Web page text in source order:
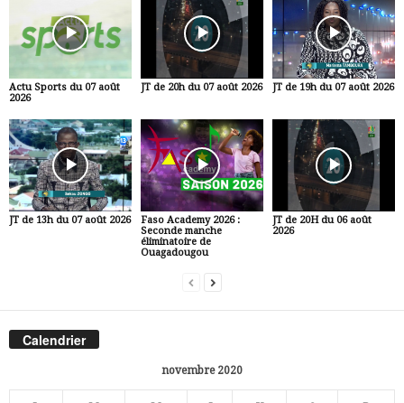
Actu Sports du 07 août
2026
JT de 20h du 07 août 2026 JT de 19h du 07 août 2026
JT de 13h du 07 août 2026
Faso Academy 2026 :
Seconde manche
éliminatoire de
Ouagadougou
JT de 20H du 06 août
2026
Calendrier
novembre 2020